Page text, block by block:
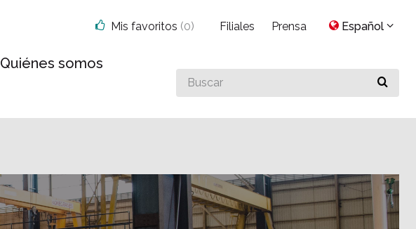
Quiénes somos
Buscar
algo
Mis favoritos (0) Filiales Prensa Español